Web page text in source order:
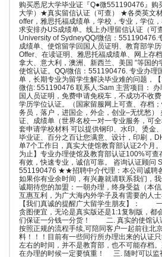
购买悉尼大学毕业证『Q●微551190476』
大学）★真实留信认证（可查） ★各类英文
offer，雅思托福成绩单，学校，专业，学位
求安排办US成绩单。线上办理留信认证（可
University of SydneyQQ/微信：551190476.
成绩单、使馆留学回国人员证明、教育部学历
Offer、在读证明、雅思托福成绩单、网上存
拿大、意大利，澳洲、新西兰、美国 ”等国的
使馆认证。QQ/微信：551190476. 专业办理
单，长期专业为留学生解决毕业难的问题，
微信: 551190476 联系人:Sam 主营项目：
国人员证明，免费申请免税车，不成功不收
学历学位认证。（国家留服网上可查、存档
务员，落户，进国企，外企，创业–无忧愁）
证、成绩单（世界名校一对一专业服务，可
套申请学校材料 可以提供钢印、水印、烫金
毕业证、百分之百让您满意、设计，印刷，
单7个工作日，真实大使馆教育部认证2个月
为止】专业办理使馆及教育部认证100%可查
有效，快速专业，诚信可靠。 咨询认证顾问
551190476 ★★招聘中介代理：本公司诚聘
如果你有业余时间，有兴趣就请联系我们，
诚期待您的加盟：一朝办理，终身受益（本
互惠互利，为广大海内外学子及有需要的人
【我们真诚的提醒广大留学生朋友】： 一
贪图便宜，无论是真实版还是1:1复制版，都
们保证一分钱一分货！ 二. 真实的使馆认
按照正规的流程手续,可陪同客户一起前往北
料！！！目前有一些同行所办理出来的认证
左右的时间，并不是教育部，也不可能存档
在办理的时候一定要慎重！ 三. 随时可以监